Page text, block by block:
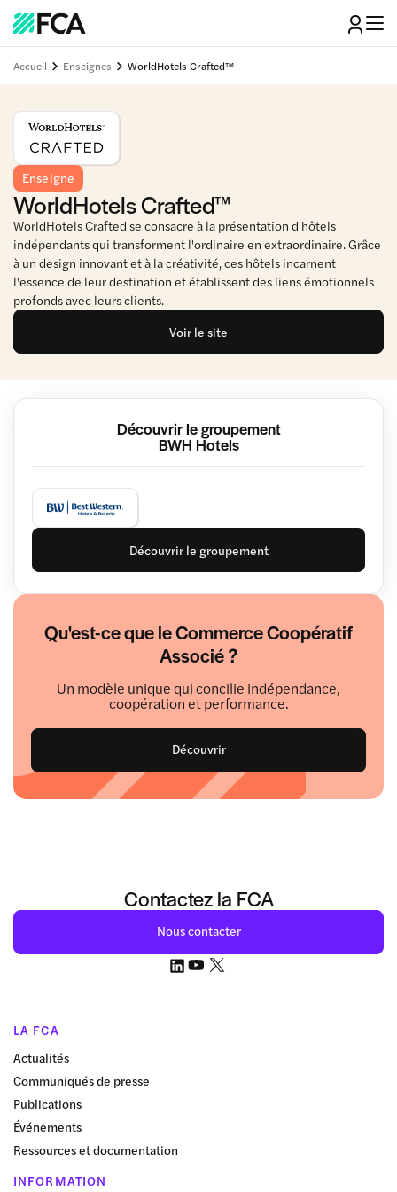
Accueil Enseignes WorldHotels Crafted™
Enseigne
WorldHotels Crafted™
WorldHotels Crafted se consacre à la présentation d'hôtels
indépendants qui transforment l'ordinaire en extraordinaire. Grâce
à un design innovant et à la créativité, ces hôtels incarnent
l'essence de leur destination et établissent des liens émotionnels
profonds avec leurs clients.
Voir le site
Découvrir le groupement
BWH Hotels
Découvrir le groupement
Qu'est-ce que le Commerce Coopératif
Associé ?
Un modèle unique qui concilie indépendance,
coopération et performance.
Découvrir
Contactez la FCA
Nous contacter
LA FCA
Actualités
Communiqués de presse
Publications
Événements
Ressources et documentation
INFORMATION